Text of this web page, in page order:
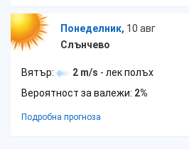
Понеделник, 10 авг
Слънчево
Вятър: 2 m/s - лек полъх
Вероятност за валежи: 2%
Подробна прогноза